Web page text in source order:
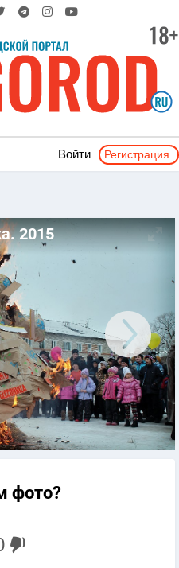
Войти Регистрация
2015
фото?